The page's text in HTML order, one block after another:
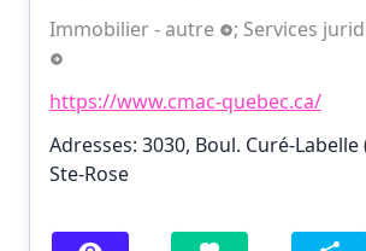
Immobilier - autre ; Services
https://www.cmac-quebec.ca/
Adresses: 3030, Boul. Curé-
Ste-Rose